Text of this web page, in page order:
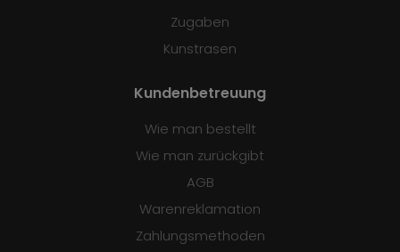
Zugaben
Kunstrasen
Kundenbetreuung
Wie man bestellt
Wie man zurückgibt
AGB
Warenreklamation
Zahlungsmethoden